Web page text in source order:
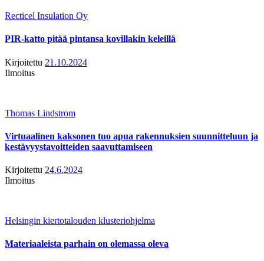
Recticel Insulation Oy
PIR-katto pitää pintansa kovillakin keleillä
Kirjoitettu 21.10.2024
Ilmoitus
Thomas Lindstrom
Virtuaalinen kaksonen tuo apua rakennuksien suunnitteluun ja
kestävyystavoitteiden saavuttamiseen
Kirjoitettu 24.6.2024
Ilmoitus
Helsingin kiertotalouden klusteriohjelma
Materiaaleista parhain on olemassa oleva